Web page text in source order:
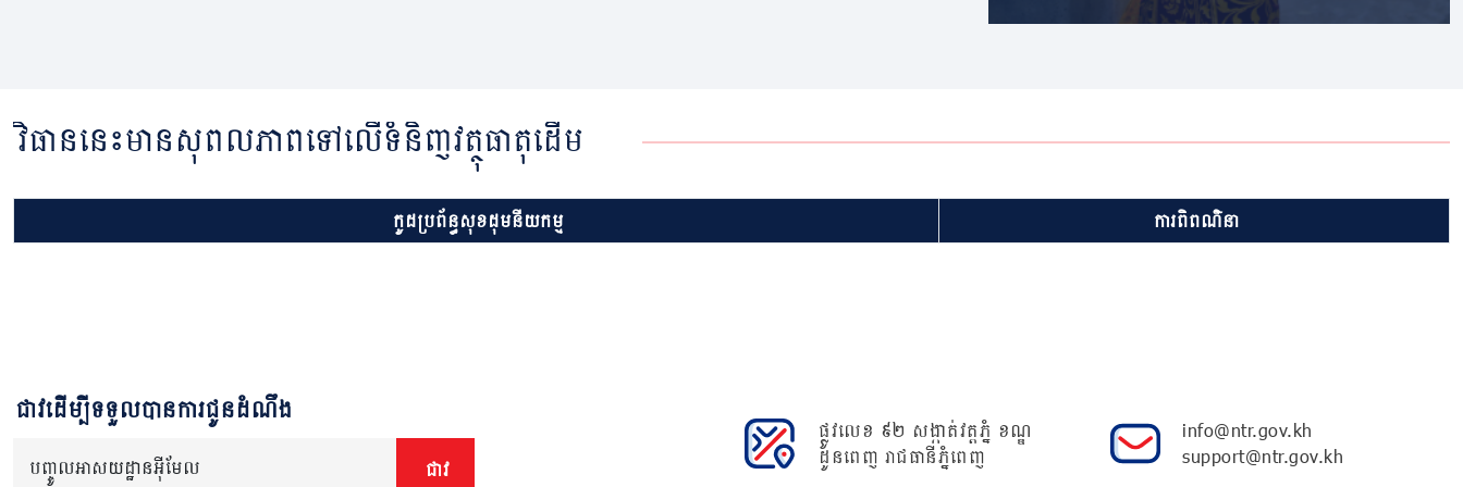
វិធាននេះមានសុពលភាពទៅលើទំនិញវត្ថុធាតុដើម
កូដប្រព័ន្ធសុខដុមនីយកម្ម ការពិពណ៌នា
ជាវដើម្បីទទួលបានការជូនដំណឹង
បញ្ចូលអាសយដ្ឋានអ៊ីមែល ជាវ
ផ្លូវលេខ ៩២ សង្កាត់វត្តភ្នំ ខណ្ឌ
ដូនពេញ រាជធានីភ្នំពេញ
info@ntr.gov.kh
support@ntr.gov.kh